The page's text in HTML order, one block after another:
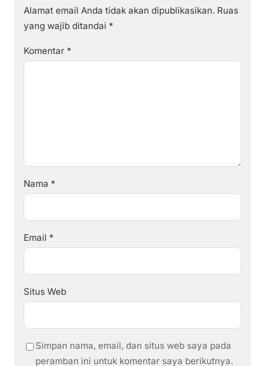
Alamat email Anda tidak akan dipublikasikan. Ruas
yang wajib ditandai *
Komentar *
Nama *
Email *
Situs Web
Simpan nama, email, dan situs web saya pada
peramban ini untuk komentar saya berikutnya.